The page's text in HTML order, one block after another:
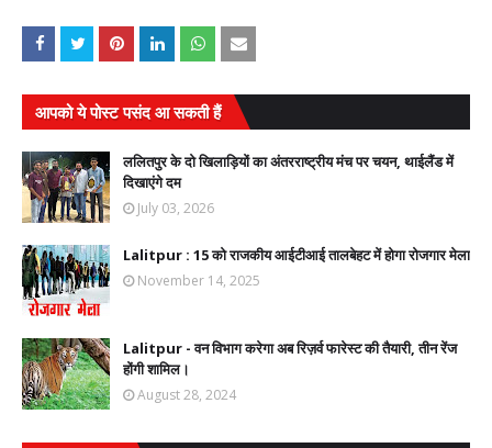
आपको ये पोस्ट पसंद आ सकती हैं
ललितपुर के दो खिलाड़ियों का अंतरराष्ट्रीय मंच पर चयन, थाईलैंड में
दिखाएंगे दम
July 03, 2026
Lalitpur : 15 को राजकीय आईटीआई तालबेहट में होगा रोजगार मेला
November 14, 2025
Lalitpur - वन विभाग करेगा अब रिज़र्व फारेस्ट की तैयारी, तीन रेंज
होंगी शामिल।
August 28, 2024